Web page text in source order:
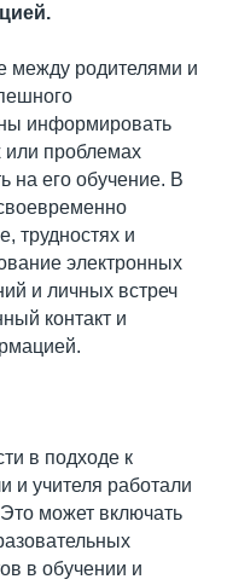
между родителями и
информировать
или проблемах
на его обучение. В
трудностях и
электронных
и личных встреч
контакт и
в подходе к
и учителя работали
может включать
в обучении и